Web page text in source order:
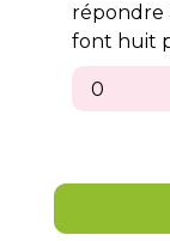
répondre
font huit